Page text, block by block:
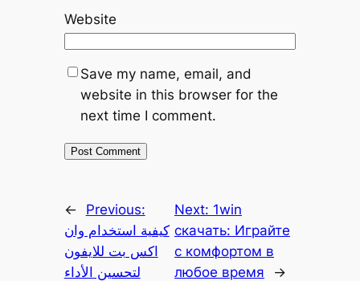
Website
Save my name, email, and
website in this browser for the
next time I comment.
←
Previous:
كيفية استخدام وان
اكس بت للايفون
لتحسين الأداء
Next: 1win
скачать: Играйте
с комфортом в
любое время
→